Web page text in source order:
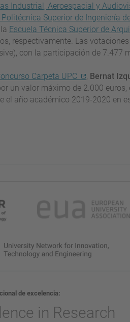
Industrial, Aeroespacial y
Politécnica Superior de Ingeniería
Escuela Técnica Superior de
respectivamente. Las
con la participación de 7.477
Carpeta UPC , Bernat
un valor máximo de 2.000
el año académico 2019-2020 en
de excelencia